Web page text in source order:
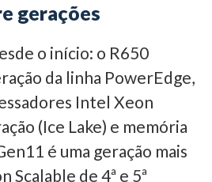
gerações
o início: o R650
da linha PowerEdge,
Intel Xeon
(Ice Lake) e memória
é uma geração mais
Scalable de 4ª e 5ª